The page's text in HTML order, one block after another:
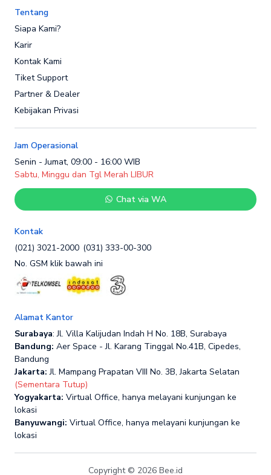
Tentang
Siapa Kami?
Karir
Kontak Kami
Tiket Support
Partner & Dealer
Kebijakan Privasi
Jam Operasional
Senin - Jumat, 09:00 - 16:00 WIB
Sabtu, Minggu dan Tgl Merah LIBUR
Chat via WA
Kontak
(021) 3021-2000 (031) 333-00-300
No. GSM klik bawah ini
Alamat Kantor
Surabaya: Jl. Villa Kalijudan Indah H No. 18B, Surabaya
Bandung: Aer Space - Jl. Karang Tinggal No.41B, Cipedes,
Bandung
Jakarta: Jl. Mampang Prapatan VIII No. 3B, Jakarta Selatan
(Sementara Tutup)
Yogyakarta: Virtual Office, hanya melayani kunjungan ke
lokasi
Banyuwangi: Virtual Office, hanya melayani kunjungan ke
lokasi
Copyright © 2026 Bee.id